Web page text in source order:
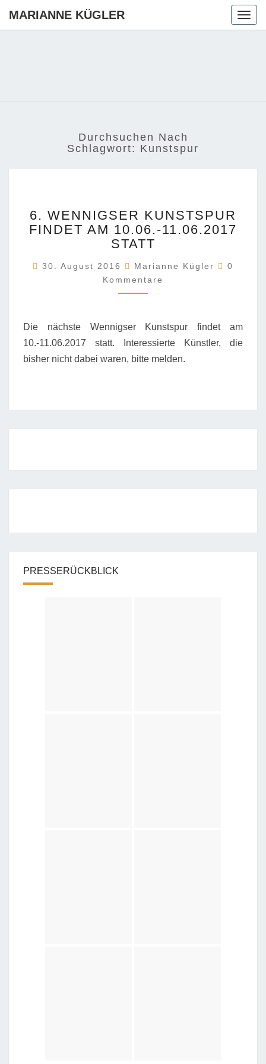
MARIANNE KÜGLER
Durchsuchen Nach
Schlagwort: Kunstspur
WENNIGSER
KUNSTSPUR
FINDET
10.06.-11.06.2017
STATT
6. WENNIGSER KUNSTSPUR
FINDET AM 10.06.-11.06.2017
STATT
30. August 2016 Marianne Kügler
0
Kommentare
Die nächste Wennigser Kunstspur findet am
10.-11.06.2017 statt. Interessierte Künstler, die
bisher nicht dabei waren, bitte melden.
PRESSERÜCKBLICK